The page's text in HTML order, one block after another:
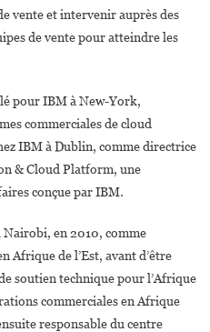
vente et intervenir auprès des
de vente pour atteindre les
pour IBM à New-York,
commerciales de cloud
IBM à Dublin, comme directrice
& Cloud Platform, une
conçue par IBM.
Nairobi, en 2010, comme
Afrique de l’Est, avant d’être
soutien technique pour l’Afrique
commerciales en Afrique
responsable du centre